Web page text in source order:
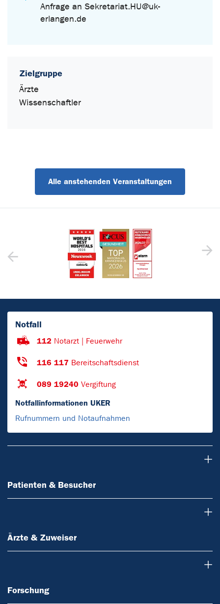
Anfrage an Sekretariat.HU@uk-
erlangen.de
Zielgruppe
Ärzte
Wissenschaftler
Alle anstehenden Veranstaltungen
Notfall
112 Notarzt | Feuerwehr
116 117 Bereitschaftsdienst
089 19240 Vergiftung
Notfallinformationen UKER
Rufnummern und Notaufnahmen
Patienten & Besucher
Ärzte & Zuweiser
Forschung